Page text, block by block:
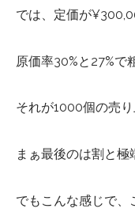
では、定価が
原価率30%と27%で
それが1000個の売
まぁ最後のは割と極
でもこんな感じで、